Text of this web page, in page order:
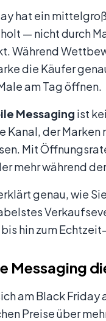
hat ein
— nicht durch
Während
die Käufer
am Tag öffnen.
Messaging ist
Kanal, der
Mit
mehr während
genau, wie Sie
hin zum
Messaging
am Black
Preise über